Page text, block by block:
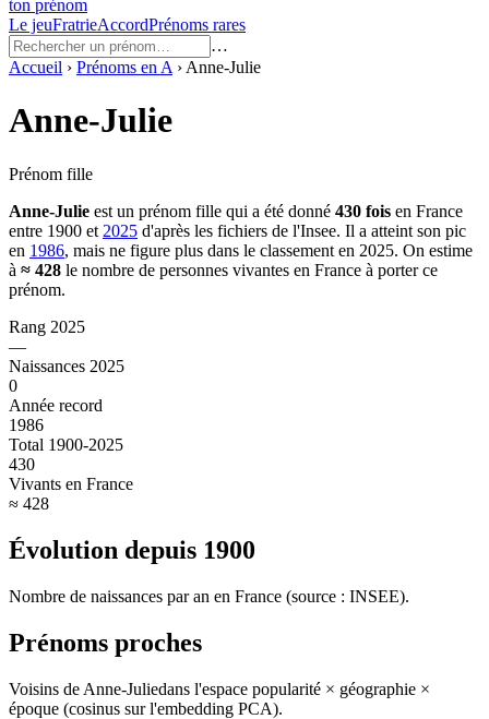
ton prénom
Le jeuFratrieAccordPrénoms rares
…
Accueil › Prénoms en A › Anne-Julie
Anne-Julie
Prénom fille
Anne-Julie est un prénom fille qui a été donné 430 fois en France
entre 1900 et 2025 d'après les fichiers de l'Insee. Il a atteint son pic
en 1986, mais ne figure plus dans le classement en 2025. On estime
à ≈ 428 le nombre de personnes vivantes en France à porter ce
prénom.
Rang 2025
—
Naissances 2025
0
Année record
1986
Total 1900-2025
430
Vivants en France
≈ 428
Évolution depuis 1900
Nombre de naissances par an en France (source : INSEE).
Prénoms proches
Voisins de Anne-Juliedans l'espace popularité × géographie ×
époque (cosinus sur l'embedding PCA).